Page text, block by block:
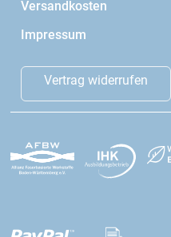
Versandkosten
Impressum
Vertrag widerrufen